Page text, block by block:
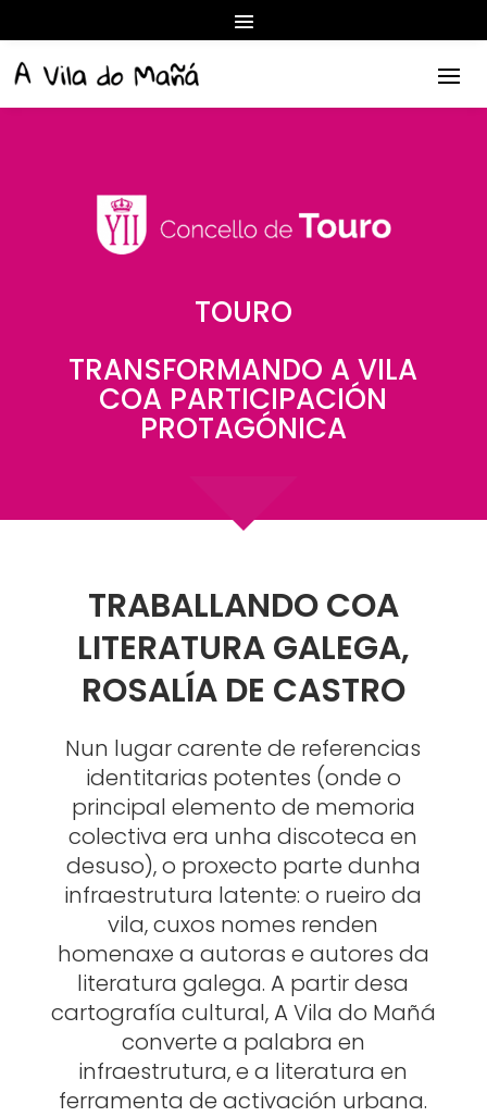
TOURO
TRANSFORMANDO A VILA
COA PARTICIPACIÓN
PROTAGÓNICA
TRABALLANDO COA
LITERATURA GALEGA,
ROSALÍA DE CASTRO
Nun lugar carente de referencias
identitarias potentes (onde o
principal elemento de memoria
colectiva era unha discoteca en
desuso), o proxecto parte dunha
infraestrutura latente: o rueiro da
vila, cuxos nomes renden
homenaxe a autoras e autores da
literatura galega. A partir desa
cartografía cultural, A Vila do Mañá
converte a palabra en
infraestrutura, e a literatura en
ferramenta de activación urbana.